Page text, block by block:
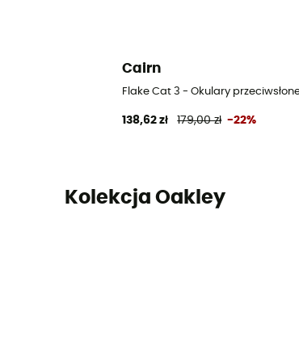
Cairn
Flake Cat 3 - Okulary
138,62 zł 179,00 zł -22%
Kolekcja Oakley